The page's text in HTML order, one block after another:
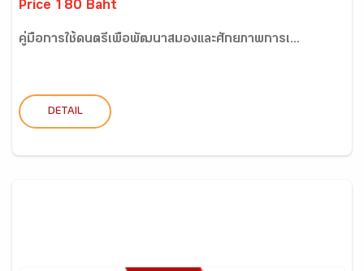
Price 180 Baht
คู่มือการใช้ดนตรีเพื่อพัฒนาสมองและศักยภาพการเ...
DETAIL